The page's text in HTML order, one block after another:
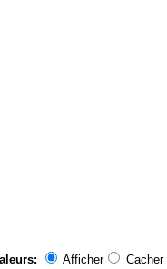
Afficher
Cacher